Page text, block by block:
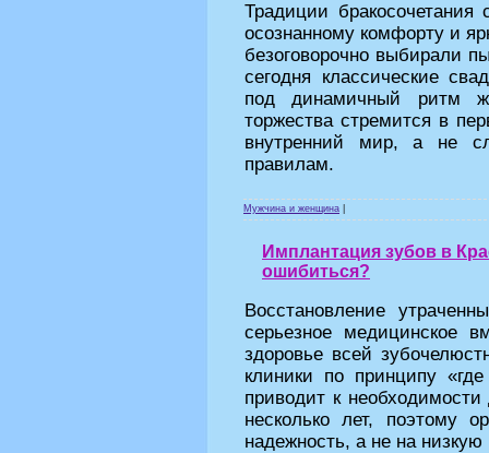
Традиции бракосочетания
осознанному комфорту и
безоговорочно выбирали
сегодня классические
под динамичный ритм
торжества стремится в
внутренний мир, а не
правилам.
Мужчина и женщина
Имплантация зубов в
ошибиться?
Восстановление
серьезное медицинское
здоровье всей
клиники по принципу
приводит к
несколько лет, поэтому
надежность, а не на